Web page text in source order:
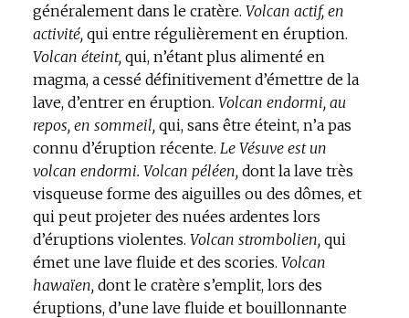
généralement dans le cratère. Volcan actif, en
activité, qui entre régulièrement en éruption.
Volcan éteint, qui, n’étant plus alimenté en
magma, a cessé définitivement d’émettre de la
lave, d’entrer en éruption. Volcan endormi, au
repos, en sommeil, qui, sans être éteint, n’a pas
connu d’éruption récente. Le Vésuve est un
volcan endormi. Volcan péléen, dont la lave très
visqueuse forme des aiguilles ou des dômes, et
qui peut projeter des nuées ardentes lors
d’éruptions violentes. Volcan strombolien, qui
émet une lave fluide et des scories. Volcan
hawaïen, dont le cratère s’emplit, lors des
éruptions, d’une lave fluide et bouillonnante